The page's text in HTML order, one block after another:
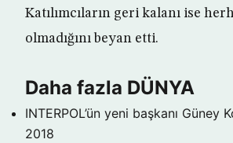
Katılımcıların geri kalanı ise
olmadığını beyan etti.
Daha fazla DÜNYA
INTERPOL’ün yeni başkanı Güney
2018